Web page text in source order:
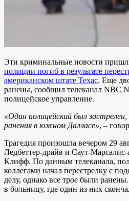
Эти криминальные новости
полиции погиб в результате
американском штате Техас. Еще
ранены, сообщил телеканал NBC
полицейское управление.
«Один полицейский был застрелен,
ранения в южном Далласе», –
Трагедия произошла вечером 29
Ледбеттер-драйв и Саут-
Клифф. По данным телеканала,
коллегами начал перестрелку с
делу, однако все трое были
в больницу, где один из них